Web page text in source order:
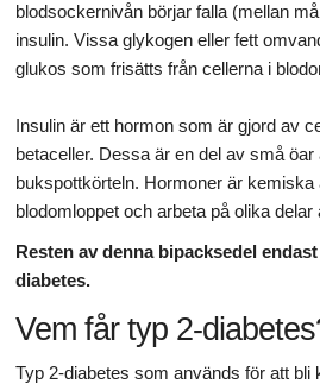
blodsockernivån börjar falla (mellan
insulin. Vissa glykogen eller fett
glukos som frisätts från cellerna i
Insulin är ett hormon som är gjord av
betaceller. Dessa är en del av små
bukspottkörteln. Hormoner är
blodomloppet och arbeta på olika delar
Resten av denna bipacksedel
diabetes.
Vem får typ 2-
Typ 2-diabetes som används för att bli